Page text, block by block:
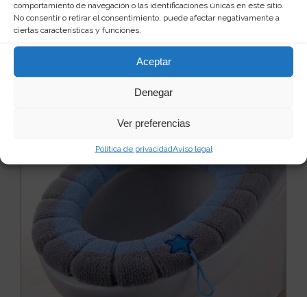
comportamiento de navegación o las identificaciones únicas en este sitio.
No consentir o retirar el consentimiento, puede afectar negativamente a
ciertas características y funciones.
Aceptar
Denegar
Ver preferencias
Política de privacidadAviso legal
Leer más
10 € 24
Ver producto